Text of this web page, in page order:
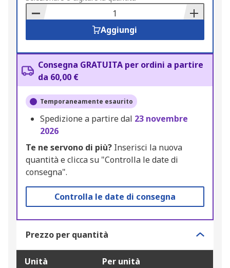
Basket
Aggiungi
Consegna GRATUITA per ordini a partire
da 60,00 €
Temporaneamente esaurito
Spedizione a partire dal 23 novembre
2026
Te ne servono di più? Inserisci la nuova
quantità e clicca su "Controlla le date di
consegna".
Controlla le date di consegna
Prezzo per quantità
Unità Per unità